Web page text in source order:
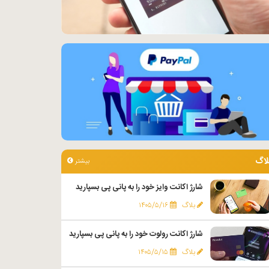
بیشتر
شارژ اکانت وایز خود را به پانی پی بسپارید
بلاگ ۱۴۰۵/۵/۱۶
شارژ اکانت رولوت خود را به پانی پی بسپارید
بلاگ ۱۴۰۵/۵/۱۵